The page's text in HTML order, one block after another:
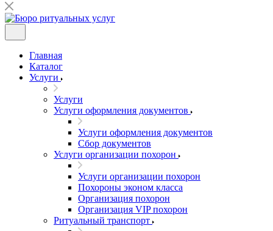
Главная
Каталог
Услуги
Услуги
Услуги оформления документов
Услуги оформления документов
Сбор документов
Услуги организации похорон
Услуги организации похорон
Похороны эконом класса
Организация похорон
Организация VIP похорон
Ритуальный транспорт